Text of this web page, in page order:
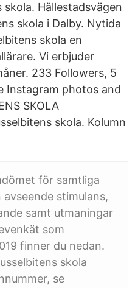
skola. Hällestadsvägen
skola i Dalby. Nytida
skola en
Vi erbjuder
233 Followers, 5
Instagram photos and
SKOLA
skola. Kolumn
för samtliga
stimulans,
samt utmaningar
som
finner du nedan.
skola
se